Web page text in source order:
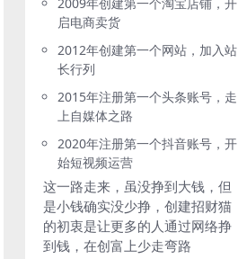
启电商卖货
2012年创建第一个网站，加入站
长行列
2015年注册第一个头条账号，走
上自媒体之路
2020年注册第一个抖音账号，开
始短视频运营
这一路走来，虽没挣到大钱，但
是小钱确实没少挣，创建招财猫
的初衷是让更多的人通过网络挣
到钱，在创富上少走弯路